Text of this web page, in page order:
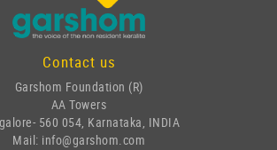
Contact us
Garshom Foundation (R)
AA Towers
560 054, Karnataka, INDIA
Mail: info@garshom.com